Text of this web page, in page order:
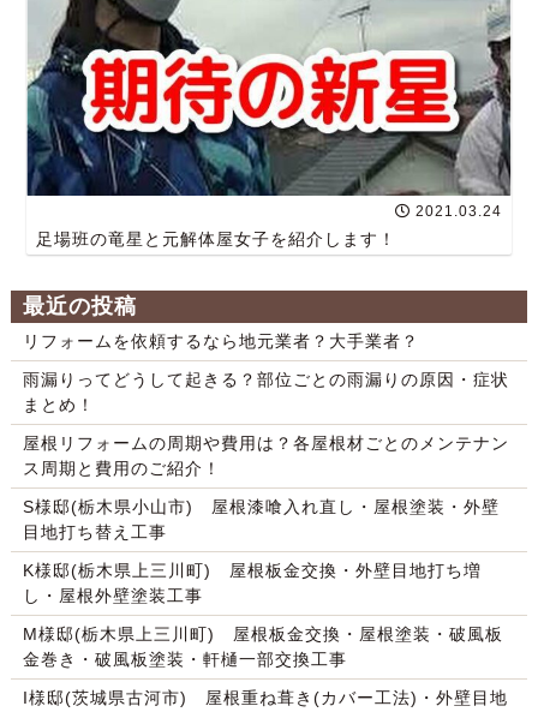
2021.03.24
足場班の竜星と元解体屋女子を紹介します！
最近の投稿
リフォームを依頼するなら地元業者？大手業者？
雨漏りってどうして起きる？部位ごとの雨漏りの原因・症状
まとめ！
屋根リフォームの周期や費用は？各屋根材ごとのメンテナン
ス周期と費用のご紹介！
S様邸(栃木県小山市) 屋根漆喰入れ直し・屋根塗装・外壁
目地打ち替え工事
K様邸(栃木県上三川町) 屋根板金交換・外壁目地打ち増
し・屋根外壁塗装工事
M様邸(栃木県上三川町) 屋根板金交換・屋根塗装・破風板
金巻き・破風板塗装・軒樋一部交換工事
I様邸(茨城県古河市) 屋根重ね葺き(カバー工法)・外壁目地